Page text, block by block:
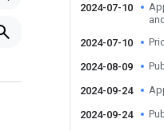
2024-07-10
2024-07-10
2024-08-09
2024-09-24
2024-09-24